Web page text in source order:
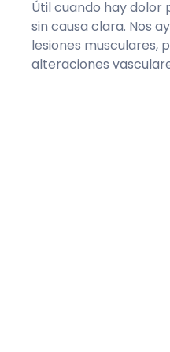
Útil cuando hay dolor
sin causa clara. Nos
lesiones musculares,
alteraciones